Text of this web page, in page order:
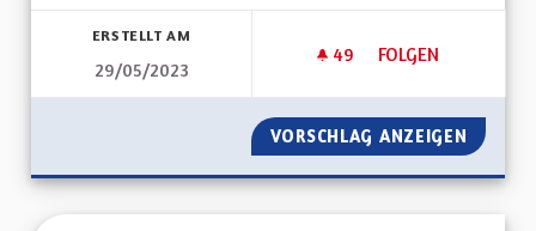
ERSTELLT AM
29/05/2023
49 49 FOLLOWER
FOLGEN
ATOUTS ET
VORSCHLAG ANZEIGEN